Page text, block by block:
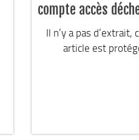
compte accès
Il n’y a pas d’extrait,
article est